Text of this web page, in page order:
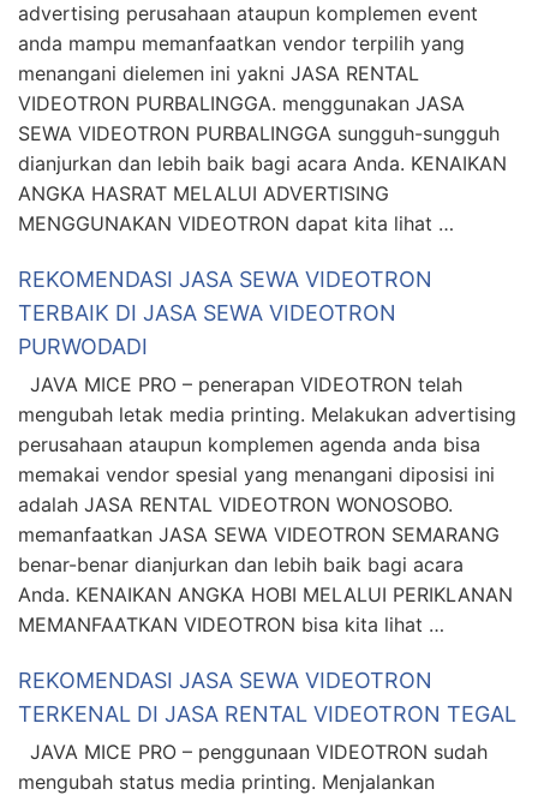
advertising perusahaan ataupun komplemen event
anda mampu memanfaatkan vendor terpilih yang
menangani dielemen ini yakni JASA RENTAL
VIDEOTRON PURBALINGGA. menggunakan JASA
SEWA VIDEOTRON PURBALINGGA sungguh-sungguh
dianjurkan dan lebih baik bagi acara Anda. KENAIKAN
ANGKA HASRAT MELALUI ADVERTISING
MENGGUNAKAN VIDEOTRON dapat kita lihat …
REKOMENDASI JASA SEWA VIDEOTRON
TERBAIK DI JASA SEWA VIDEOTRON
PURWODADI
JAVA MICE PRO – penerapan VIDEOTRON telah
mengubah letak media printing. Melakukan advertising
perusahaan ataupun komplemen agenda anda bisa
memakai vendor spesial yang menangani diposisi ini
adalah JASA RENTAL VIDEOTRON WONOSOBO.
memanfaatkan JASA SEWA VIDEOTRON SEMARANG
benar-benar dianjurkan dan lebih baik bagi acara
Anda. KENAIKAN ANGKA HOBI MELALUI PERIKLANAN
MEMANFAATKAN VIDEOTRON bisa kita lihat …
REKOMENDASI JASA SEWA VIDEOTRON
TERKENAL DI JASA RENTAL VIDEOTRON TEGAL
JAVA MICE PRO – penggunaan VIDEOTRON sudah
mengubah status media printing. Menjalankan